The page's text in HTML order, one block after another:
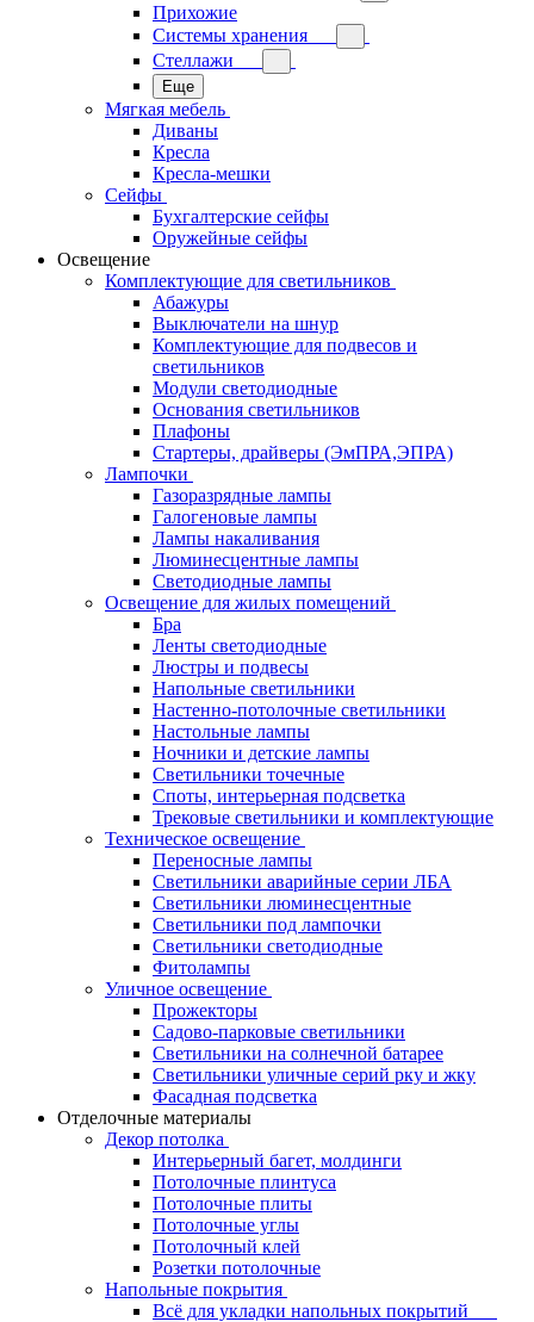
Прихожие
Системы хранения
Стеллажи
Еще
Мягкая мебель
Диваны
Кресла
Кресла-мешки
Сейфы
Бухгалтерские сейфы
Оружейные сейфы
Освещение
Комплектующие для светильников
Абажуры
Выключатели на шнур
Комплектующие для подвесов и
светильников
Модули светодиодные
Основания светильников
Плафоны
Стартеры, драйверы (ЭмПРА,ЭПРА)
Лампочки
Газоразрядные лампы
Галогеновые лампы
Лампы накаливания
Люминесцентные лампы
Светодиодные лампы
Освещение для жилых помещений
Бра
Ленты светодиодные
Люстры и подвесы
Напольные светильники
Настенно-потолочные светильники
Настольные лампы
Ночники и детские лампы
Светильники точечные
Споты, интерьерная подсветка
Трековые светильники и комплектующие
Техническое освещение
Переносные лампы
Светильники аварийные серии ЛБА
Светильники люминесцентные
Светильники под лампочки
Светильники светодиодные
Фитолампы
Уличное освещение
Прожекторы
Садово-парковые светильники
Светильники на солнечной батарее
Светильники уличные серий рку и жку
Фасадная подсветка
Отделочные материалы
Декор потолка
Интерьерный багет, молдинги
Потолочные плинтуса
Потолочные плиты
Потолочные углы
Потолочный клей
Розетки потолочные
Напольные покрытия
Всё для укладки напольных покрытий